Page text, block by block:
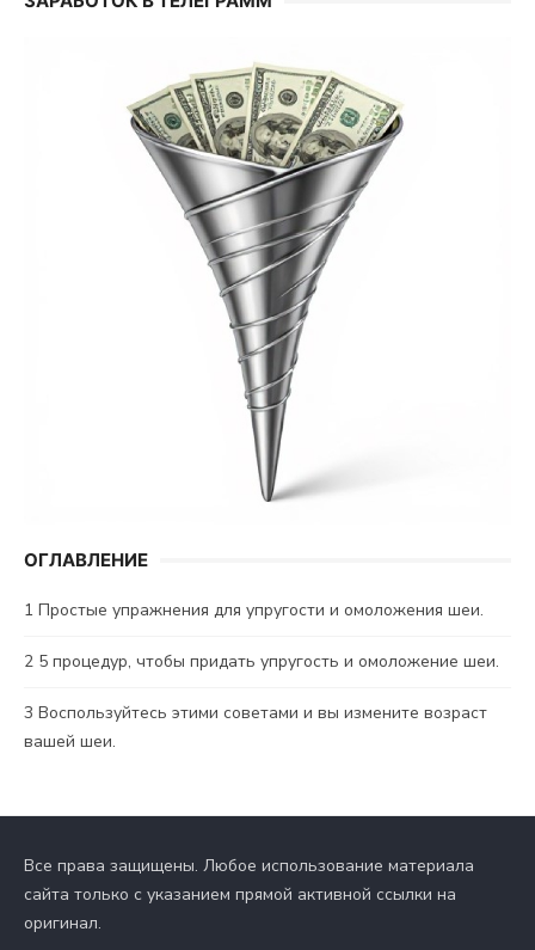
ОГЛАВЛЕНИЕ
1 Простые упражнения для упругости и омоложения шеи.
2 5 процедур, чтобы придать упругость и омоложение шеи.
3 Воспользуйтесь этими советами и вы измените возраст
вашей шеи.
Все права защищены. Любое использование материала
сайта только с указанием прямой активной ссылки на
оригинал.